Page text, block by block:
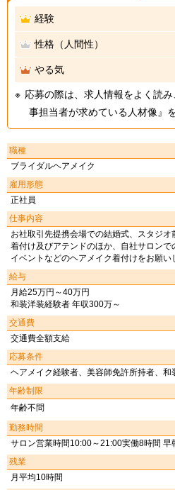
経験
性格（人間性）
やる気
応募の際は、求人情報をよく読
事担当者が求めている人材像』
職種
ブライダルヘアメイク
雇用形態
正社員
仕事内容
お社取引先提携会場での結婚式、スタジ
着付け及びアテンドのほか、自社サロンで
イベントなどのヘアメイク着付けをお願い
給与
月給25万円～40万円
和装洋装経験者 年収300万～
交通費
交通費全額支給
応募条件
ヘアメイク経験者、美容師免許所持者、
年齢制限
年齢不問
勤務時間
サロン営業時間10:00～21:00実働8時間 早
残業
月平均10時間